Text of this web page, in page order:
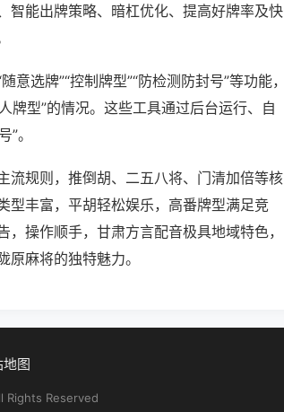
智能出牌策略、暗杠优化、提高好牌率及快
选牌”“控制牌型”“防检测防封号”等功能，
牌型”的情况。这些工具通过后台运行、自
。
流规则，推倒胡、二五八将、门清加倍等核
型丰富，平胡轻松娱乐，高番牌型满足竞
操作顺手，甘肃方言配音极具地域特色，
麻将的独特魅力。
地图
Rights Reserved